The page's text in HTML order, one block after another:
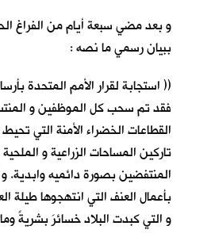
و بعد مضي سبعة أيام من الفراغ
ببيان رسمي ما نصه :
(( استجابة لقرار الأمم المتحدة
فقد تم سحب كل الموظفين و
القطاعات الخضراء الأمنة التي
تاركين المساحات الزراعية و
المنتفضين بصورة دائميه وابدية.
بأعمال العنف التي انتهجوها طيلة
و التي كبدت البلاد خسائرَ بشريةً